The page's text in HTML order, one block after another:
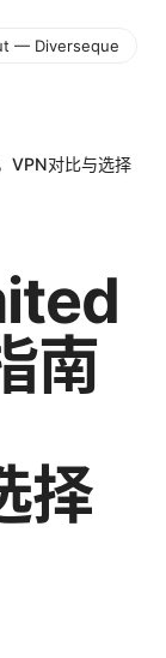
— Diverseque
VPN对比与选择
南
择